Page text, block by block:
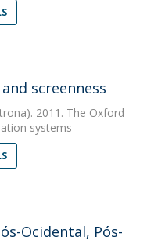
screenness
2011. The Oxford
systems
Ocidental, Pós-